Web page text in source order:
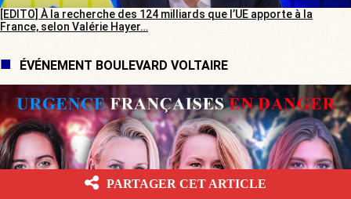
[EDITO] À la recherche des 124 milliards que l’UE apporte à la
France, selon Valérie Hayer…
ÉVÉNEMENT BOULEVARD VOLTAIRE
PARTAGER CET ARTICLE